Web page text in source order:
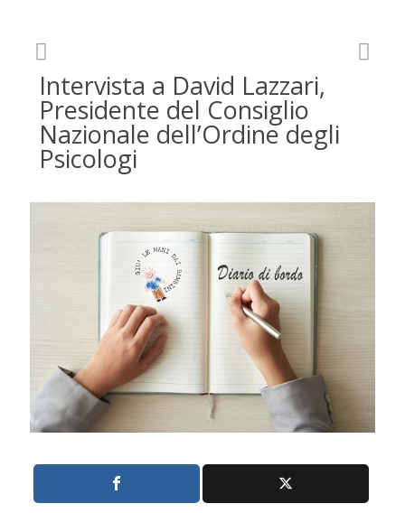
Intervista a David Lazzari,
Presidente del Consiglio
Nazionale dell’Ordine degli
Psicologi